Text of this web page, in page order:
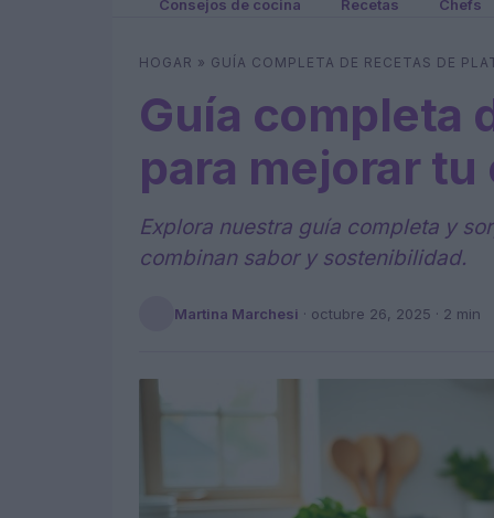
Consejos de cocina Recetas Chefs
HOGAR » GUÍA COMPLETA DE RECETAS DE
Guía completa
para mejorar tu
Explora nuestra guía completa y
combinan sabor y sostenibilidad.
Martina Marchesi · octubre 26, 2025 · 2 min